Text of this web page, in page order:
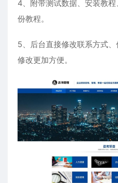
4、附带测试数据、安装教
份教程。
5、后台直接修改联系方式、
修改更加方便。